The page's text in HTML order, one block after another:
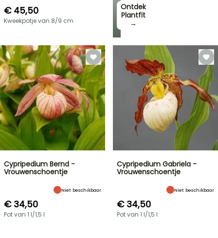
Ontdek
Plantfit
→
€ 45,50
Kweekpotje van 8/9 cm
Cypripedium Bernd -
Vrouwenschoentje
Niet beschikbaar
€ 34,50
Pot van 1 l/1,5 l
Cypripedium Gabriela -
Vrouwenschoentje
Niet beschikbaar
€ 34,50
Pot van 1 l/1,5 l